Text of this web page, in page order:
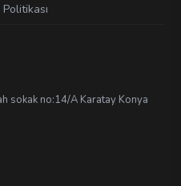
sokak no:14/A Karatay Konya